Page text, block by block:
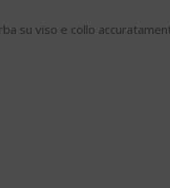
su viso e collo